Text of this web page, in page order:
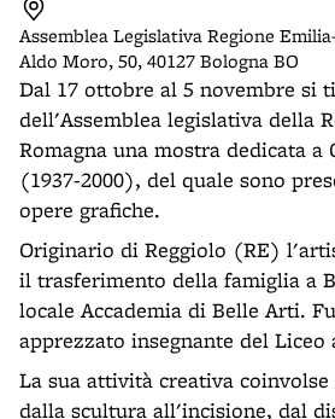
Assemblea Legislativa Regione
Aldo Moro, 50, 40127 Bologna BO
Dal 17 ottobre al 5 novembre si
dell'Assemblea legislativa della
Romagna una mostra dedicata a
(1937-2000), del quale sono
opere grafiche.
Originario di Reggiolo (RE)
il trasferimento della famiglia a
locale Accademia di Belle Arti.
apprezzato insegnante del Liceo
La sua attività creativa
dalla scultura all'incisione, dal